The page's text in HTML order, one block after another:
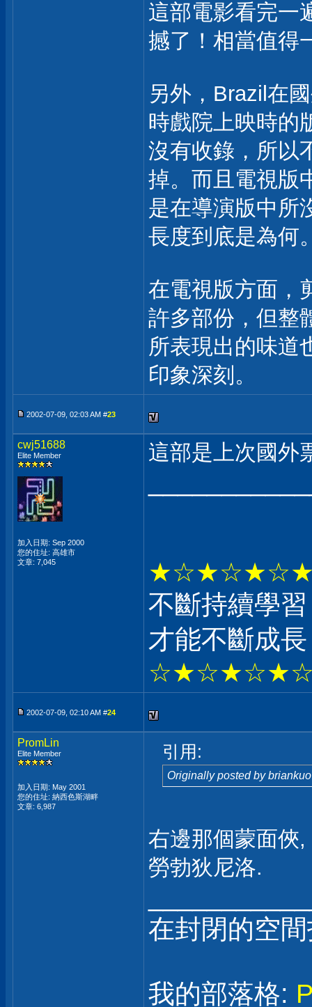
這部電影看完一
撼了！相當值得
另外，Brazil在
時戲院上映時的
沒有收錄，所以
掉。而且電視版
是在導演版中所
長度到底是為何
在電視版方面，
許多部份，但整
所表現出的味道
印象深刻。
2002-07-09, 02:03 AM #23
cwj51688
Elite Member
加入日期: Sep 2000
您的住址: 高雄市
文章: 7,045
這部是上次國外
不斷持續學
才能不斷成
2002-07-09, 02:10 AM #24
PromLin
Elite Member
加入日期: May 2001
您的住址: 納西色斯湖畔
文章: 6,987
引用:
Originally posted by briankuo
右邊那個蒙面俠
勞勃狄尼洛.
在封閉的空
我的部落格: